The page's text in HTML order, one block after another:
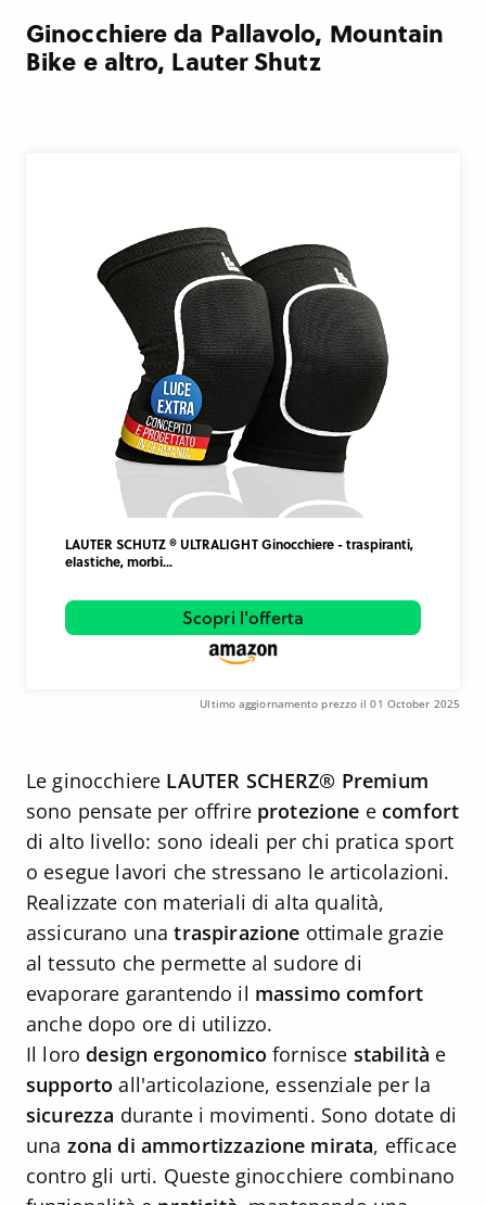
Ginocchiere da Pallavolo, Mountain
Bike e altro, Lauter Shutz
LAUTER SCHUTZ ® ULTRALIGHT Ginocchiere - traspiranti,
elastiche, morbi...
Scopri l'offerta
Ultimo aggiornamento prezzo il 01 October 2025
Le ginocchiere LAUTER SCHERZ® Premium
sono pensate per offrire protezione e comfort
di alto livello: sono ideali per chi pratica sport
o esegue lavori che stressano le articolazioni.
Realizzate con materiali di alta qualità,
assicurano unatraspirazione ottimale grazie
al tessuto che permette al sudore di
evaporare garantendo il massimo comfort
anche dopo ore di utilizzo.
Il loro design ergonomico fornisce stabilità e
supporto all'articolazione, essenziale per la
sicurezza durante i movimenti. Sono dotate di
una zona di ammortizzazione mirata, efficace
contro gli urti. Queste ginocchiere combinano